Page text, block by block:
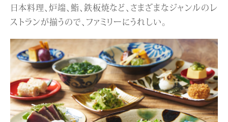
日本料理、炉端、鮨、鉄板焼など、さまざまなジャンルのレ
ストランが揃うので、ファミリーにうれしい。